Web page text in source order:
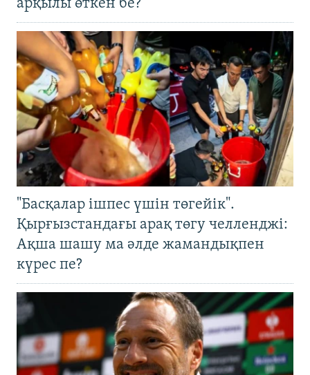
арқылы өткен бе?
"Басқалар ішпес үшін төгейік".
Қырғызстандағы арақ төгу челленджі:
Ақша шашу ма әлде жамандықпен
күрес пе?